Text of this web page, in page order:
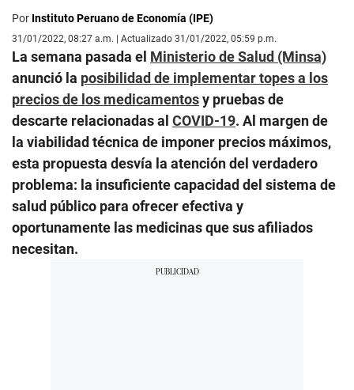
55
seconds
Por Instituto Peruano de Economía (IPE)
31/01/2022, 08:27 a.m. | Actualizado 31/01/2022, 05:59 p.m.
La semana pasada el Ministerio de Salud (Minsa)
anunció la posibilidad de implementar topes a los
precios de los medicamentosy pruebas de
descarte relacionadas al COVID-19. Al margen de
la viabilidad técnica de imponer precios máximos,
esta propuesta desvía la atención del verdadero
problema: la insuficiente capacidad del sistema de
salud público para ofrecer efectiva y
oportunamente las medicinas que sus afiliados
necesitan.